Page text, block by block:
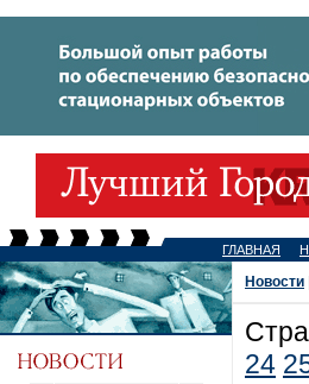
ГЛАВНАЯ
Новости
24